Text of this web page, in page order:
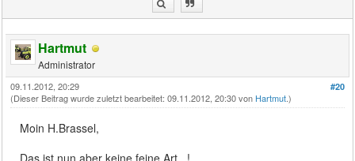
Hartmut
Administrator
#20
09.11.2012, 20:29
(Dieser Beitrag wurde zuletzt bearbeitet: 09.11.2012, 20:30 von Hartmut.)
Moin H.Brassel,
Das ist nun aber keine feine Art...!